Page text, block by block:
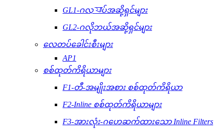
GL1-ဂလ্যাပ်အဆို့ရှင်များ
GL2-ဂလိုဘယ်အဆို့ရှင်များ
လေတပ်ခေါင်းစီးများ
AP1
စစ်ထုတ်ကိရိယာများ
F1-တီ-အမျိုးအစား စစ်ထုတ်ကိရိယာ
F2-Inline စစ်ထုတ်ကိရိယာများ
F3-အားလုံး-ဂဟေဆက်ထားသော Inline Filters